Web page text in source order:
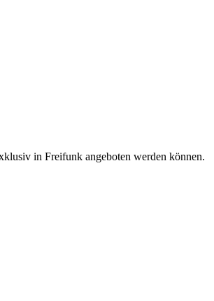
in Freifunk angeboten werden können.